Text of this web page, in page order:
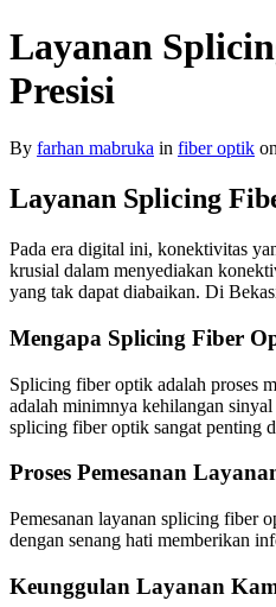
Layanan
Presisi
By farhan mabruka in fiber optik on
Layanan Splicing
Pada era digital ini, konektivitas
krusial dalam menyediakan
yang tak dapat diabaikan. Di
Mengapa Splicing Fiber
Splicing fiber optik adalah proses
adalah minimnya kehilangan
splicing fiber optik sangat penting
Proses Pemesanan
Pemesanan layanan splicing fiber
dengan senang hati memberikan
Keunggulan Layanan